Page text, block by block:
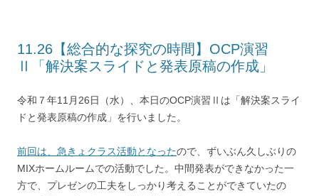
11.26【総合的な探究の時間】OCP演習
Ⅱ「解決案スライドと発表原稿の作成」
令和７年11月26日（水）、本日のOCP演習Ⅱは「解決案スライ
ドと発表原稿の作成」を行いました。
前回は、急きょクラス活動となったので、ずいぶん久しぶりの
MIXホームルームでの活動でした。中間発表ができなかった一
方で、プレゼンの工夫をしっかり考えることができていたの